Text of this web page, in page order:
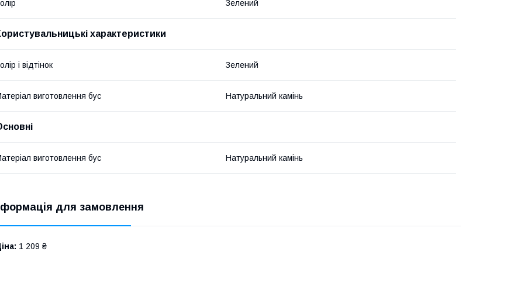
Зелений
характеристики
і відтінок Зелений
виготовлення бус Натуральний камінь
виготовлення бус Натуральний камінь
для замовлення
1 209 ₴